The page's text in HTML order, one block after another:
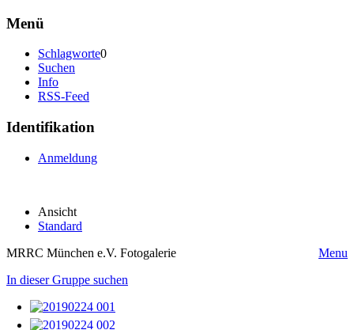
Menü
Schlagworte0
Suchen
Info
RSS-Feed
Identifikation
Anmeldung
Ansicht
Standard
MRRC München e.V. Fotogalerie
Menu
In dieser Gruppe suchen